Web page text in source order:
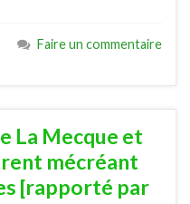
Faire un commentaire
La Mecque et
mécréant
[rapporté par